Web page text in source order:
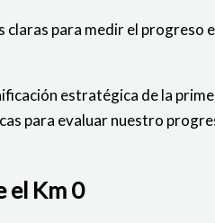
para medir el
estratégica de la
para evaluar nuestro
el Km 0